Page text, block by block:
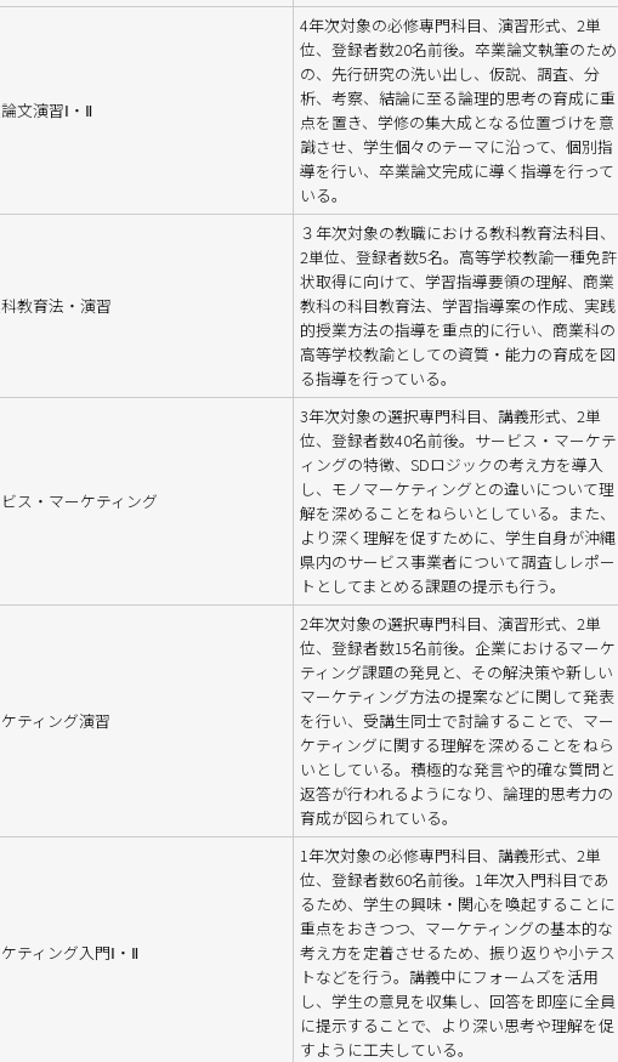
文演習Ⅰ・Ⅱ
4年次対象の必修専門科目、演習形式、2単
位、登録者数20名前後。卒業論文執筆のため
の、先行研究の洗い出し、仮説、調査、分
析、考察、結論に至る論理的思考の育成に重
点を置き、学修の集大成となる位置づけを意
識させ、学生個々のテーマに沿って、個別指
導を行い、卒業論文完成に導く指導を行って
いる。
教育法・演習
３年次対象の教職における教科教育法科目、
2単位、登録者数5名。高等学校教諭一種免許
状取得に向けて、学習指導要領の理解、商業
教科の科目教育法、学習指導案の作成、実践
的授業方法の指導を重点的に行い、商業科の
高等学校教諭としての資質・能力の育成を図
る指導を行っている。
ス・マーケティング
3年次対象の選択専門科目、講義形式、2単
位、登録者数40名前後。サービス・マーケテ
ィングの特徴、SDロジックの考え方を導入
し、モノマーケティングとの違いについて理
解を深めることをねらいとしている。また、
より深く理解を促すために、学生自身が沖縄
県内のサービス事業者について調査しレポー
トとしてまとめる課題の提示も行う。
ティング演習
2年次対象の選択専門科目、演習形式、2単
位、登録者数15名前後。企業におけるマーケ
ティング課題の発見と、その解決策や新しい
マーケティング方法の提案などに関して発表
を行い、受講生同士で討論することで、マー
ケティングに関する理解を深めることをねら
いとしている。積極的な発言や的確な質問と
返答が行われるようになり、論理的思考力の
育成が図られている。
ティング入門Ⅰ・Ⅱ
1年次対象の必修専門科目、講義形式、2単
位、登録者数60名前後。1年次入門科目であ
るため、学生の興味・関心を喚起することに
重点をおきつつ、マーケティングの基本的な
考え方を定着させるため、振り返りや小テス
トなどを行う。講義中にフォームズを活用
し、学生の意見を収集し、回答を即座に全員
に提示することで、より深い思考や理解を促
すように工夫している。